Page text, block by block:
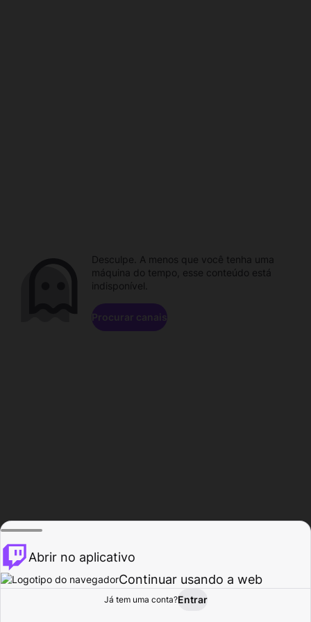
Procurar Atividade
Desculpe. A menos que você tenha uma
máquina do tempo, esse conteúdo está
indisponível.
Procurar canais
Abrir no aplicativo
Continuar usando a web
Já tem uma conta?Entrar